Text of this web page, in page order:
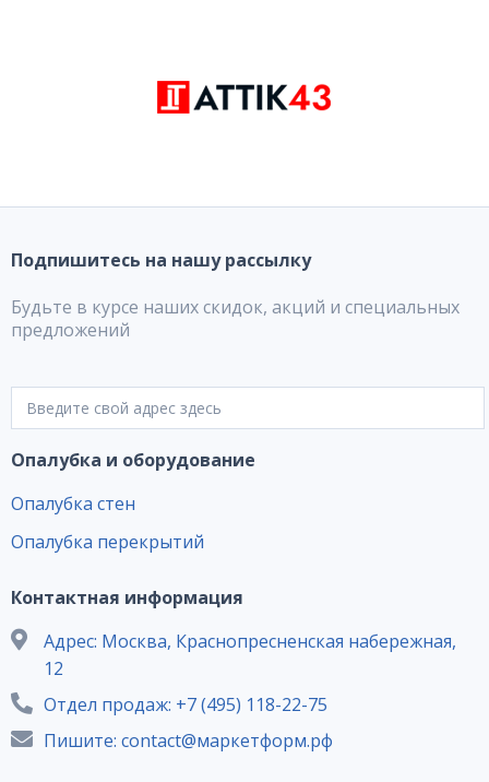
Подпишитесь на нашу рассылку
Будьте в курсе наших скидок, акций и специальных
предложений
Опалубка и оборудование
Опалубка стен
Опалубка перекрытий
Контактная информация
Адрес: Москва, Краснопресненская набережная,
12
Отдел продаж: +7 (495) 118-22-75
Пишите: contact@маркетформ.рф